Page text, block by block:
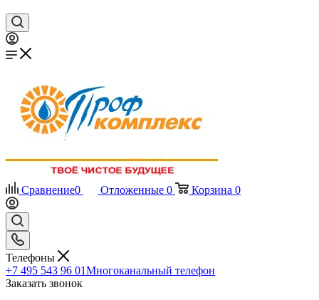
Сравнение0 Отложенные 0 Корзина 0
Телефоны
+7 495 543 96 01Многоканальный телефон
Заказать звонок